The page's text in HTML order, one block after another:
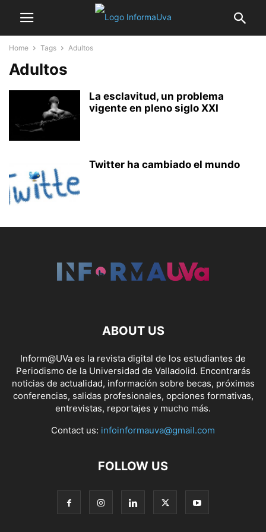
Home Tags Adultos
Adultos
La esclavitud, un problema
vigente en pleno siglo XXI
Twitter ha cambiado el mundo
ABOUT US
Inform@UVa es la revista digital de los estudiantes de
Periodismo de la Universidad de Valladolid. Encontrarás
noticias de actualidad, información sobre becas, próximas
conferencias, salidas profesionales, opciones formativas,
entrevistas, reportajes y mucho más.
Contact us: infoinformauva@gmail.com
FOLLOW US